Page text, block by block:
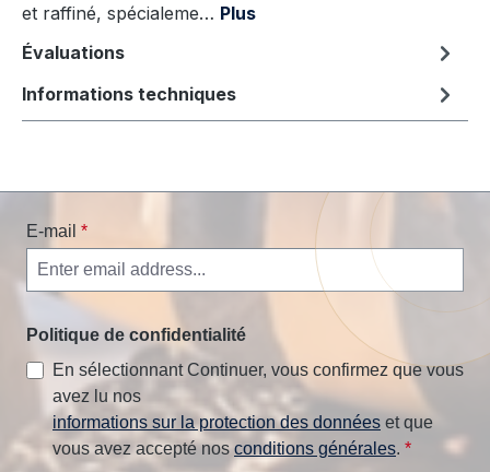
et raffiné, spécialeme… Plus
Évaluations
Informations techniques
E-mail *
Politique de confidentialité
En sélectionnant Continuer, vous confirmez que vous
avez lu nos
informations sur la protection des données et que
vous avez accepté nos conditions générales. *